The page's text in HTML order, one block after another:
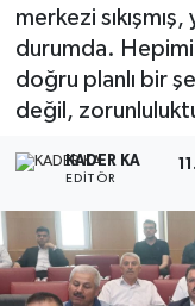
merkezi
durumda.
doğru planlı bir
değil,
KADER KA
EDITÖR